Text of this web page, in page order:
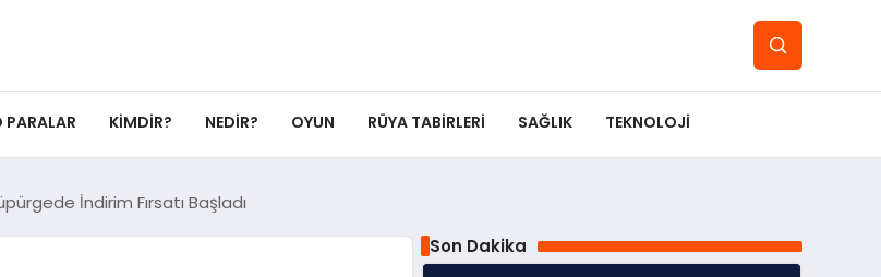
PARALAR KIMDIR? NEDIR? OYUN RÜYA TABIRLERI SAĞLIK TEKNOLOJI
İndirim Fırsatı Başladı
Son Dakika